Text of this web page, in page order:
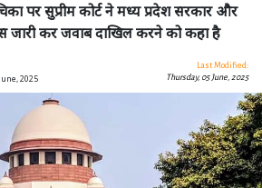
पर सुप्रीम कोर्ट ने मध्य प्रदेश सरकार और
जारी कर जवाब दाखिल करने को कहा है
2025
Last Modified:
Thursday, 05 June, 2025